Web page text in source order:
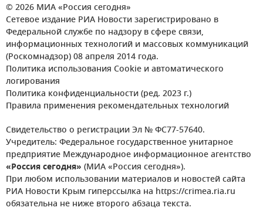
© 2026 МИА «Россия сегодня»
Сетевое издание РИА Новости зарегистрировано в
Федеральной службе по надзору в сфере связи,
информационных технологий и массовых коммуникаций
(Роскомнадзор) 08 апреля 2014 года.
Политика использования Cookie и автоматического
логирования
Политика конфиденциальности (ред. 2023 г.)
Правила применения рекомендательных технологий
Свидетельство о регистрации Эл № ФС77-57640.
Учредитель: Федеральное государственное унитарное
предприятие Международное информационное агентство
«Россия сегодня» (МИА «Россия сегодня»).
При любом использовании материалов и новостей сайта
РИА Новости Крым гиперссылка на https://crimea.ria.ru
обязательна не ниже второго абзаца текста.